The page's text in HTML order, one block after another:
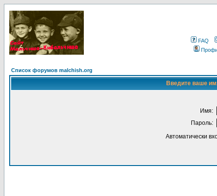
FAQ
Список форумов malchish.org
Введите ваше
Имя:
Пароль:
Автоматически